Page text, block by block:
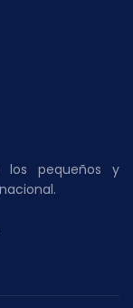
pequeños y